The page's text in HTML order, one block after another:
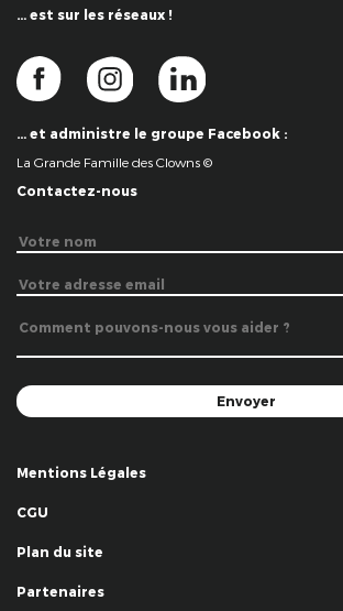
… est sur les réseaux !
… et administre le groupe Facebook :
La Grande Famille des Clowns ©
Contactez-nous
Mentions Légales
CGU
Plan du site
Partenaires